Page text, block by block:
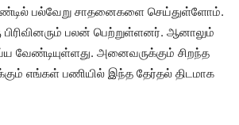
பல்வேறு சாதனைகளை செய்துள்ளோம்.
பலன் பெற்றுள்ளனர். ஆனாலும்
வேண்டியுள்ளது. அனைவருக்கும் சிறந்த
எங்கள் பணியில் இந்த தேர்தல் திடமாக